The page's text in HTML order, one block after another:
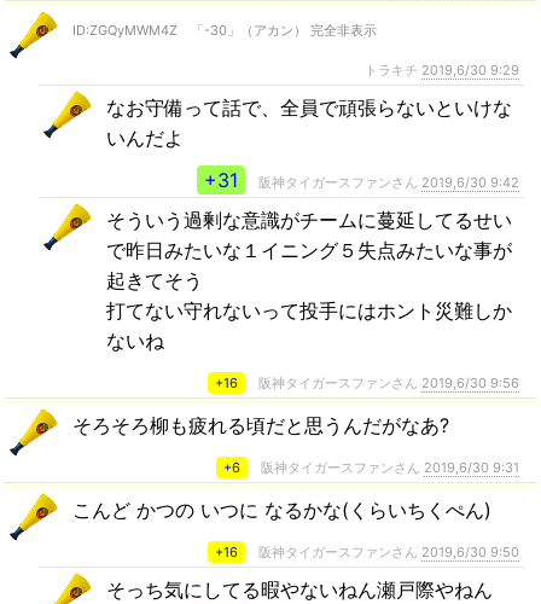
ID:ZGQyMWM4Z 「-30」（アカン） 完全非表示
トラキチ 2019,6/30 9:29
なお守備って話で、全員で頑張らないといけな
いんだよ
+31
阪神タイガースファンさん 2019,6/30 9:42
そういう過剰な意識がチームに蔓延してるせい
で昨日みたいな１イニング５失点みたいな事が
起きてそう
打てない守れないって投手にはホント災難しか
ないね
+16 阪神タイガースファンさん 2019,6/30 9:56
そろそろ柳も疲れる頃だと思うんだがなあ?
+6 阪神タイガースファンさん 2019,6/30 9:31
こんど かつの いつに なるかな(くらいちくぺん)
+16 阪神タイガースファンさん 2019,6/30 9:50
そっち気にしてる暇やないねん瀬戸際やねん